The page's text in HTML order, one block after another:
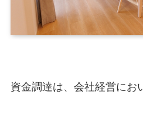
資金調達は、会社経営にお